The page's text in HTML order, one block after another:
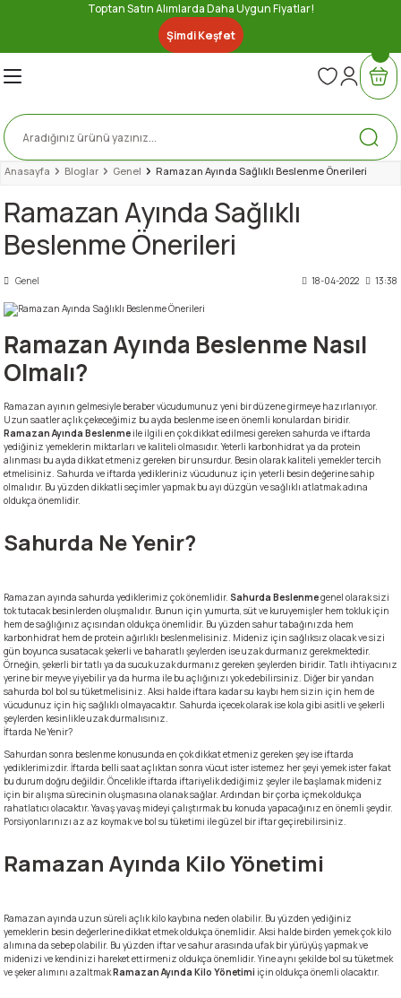
Toptan Satın Alımlarda Daha Uygun Fiyatlar!
Şimdi Keşfet
Geri Dön
Geri Dön
Sosu
Geri Dön
Geri Dön
Geri Dön
Geri Dön
Geri Dön
Geri Dön
Anasayfa Bloglar Genel Ramazan Ayında Sağlıklı Beslenme Önerileri
Ramazan Ayında Sağlıklı
Beslenme Önerileri
Genel 18-04-2022 13:38
Ramazan Ayında Beslenme Nasıl
Olmalı?
Ramazan ayının gelmesiyle beraber vücudumunuz yeni bir düzene girmeye hazırlanıyor.
Uzun saatler açlık çekeceğimiz bu ayda beslenme ise en önemli konulardan biridir.
Ramazan Ayında Beslenme ile ilgili en çok dikkat edilmesi gereken sahurda ve iftarda
yediğiniz yemeklerin miktarları ve kaliteli olmasıdır. Yeterli karbonhidrat ya da protein
alınması bu ayda dikkat etmeniz gereken bir unsurdur. Besin olarak kaliteli yemekler tercih
etmelisiniz. Sahurda ve iftarda yedikleriniz vücudunuz için yeterli besin değerine sahip
olmalıdır. Bu yüzden dikkatli seçimler yapmak bu ayı düzgün ve sağlıklı atlatmak adına
oldukça önemlidir.
Sahurda Ne Yenir?
Ramazan ayında sahurda yediklerimiz çok önemlidir. Sahurda Beslenmegenel olarak sizi
tok tutacak besinlerden oluşmalıdır. Bunun için yumurta, süt ve kuruyemişler hem tokluk için
hem de sağlığınız açısından oldukça önemlidir. Bu yüzden sahur tabağınızda hem
karbonhidrat hem de protein ağırlıklı beslenmelisiniz. Mideniz için sağlıksız olacak ve sizi
gün boyunca susatacak şekerli ve baharatlı şeylerden ise uzak durmanız gerekmektedir.
Örneğin, şekerli bir tatlı ya da sucuk uzak durmanız gereken şeylerden biridir. Tatlı ihtiyacınız
yerine bir meyve yiyebilir ya da hurma ile bu açlığınızı yok edebilirsiniz. Diğer bir yandan
sahurda bol bol su tüketmelisiniz. Aksi halde iftara kadar su kaybı hem sizin için hem de
vücudunuz için hiç sağlıklı olmayacaktır. Sahurda içecek olarak ise kola gibi asitli ve şekerli
şeylerden kesinlikle uzak durmalısınız.
İftarda Ne Yenir?
Sahurdan sonra beslenme konusunda en çok dikkat etmeniz gereken şey ise iftarda
yediklerimizdir. İftarda belli saat açlıktan sonra vücut ister istemez her şeyi yemek ister fakat
bu durum doğru değildir. Öncelikle iftarda iftariyelik dediğimiz şeyler ile başlamak mideniz
için bir alışma sürecinin oluşmasına olanak sağlar. Ardından bir çorba içmek oldukça
rahatlatıcı olacaktır. Yavaş yavaş mideyi çalıştırmak bu konuda yapacağınız en önemli şeydir.
Porsiyonlarınızı az az koymak ve bol su tüketimi ile güzel bir iftar geçirebilirsiniz.
Ramazan Ayında Kilo Yönetimi
Ramazan ayında uzun süreli açlık kilo kaybına neden olabilir. Bu yüzden yediğiniz
yemeklerin besin değerlerine dikkat etmek oldukça önemlidir. Aksi halde birden yemek çok kilo
alımına da sebep olabilir. Bu yüzden iftar ve sahur arasında ufak bir yürüyüş yapmak ve
midenizi ve kendinizi hareket ettirmeniz oldukça önemlidir. Yine aynı şekilde bol su tüketmek
ve şeker alımını azaltmakRamazan Ayında Kilo Yönetimi için oldukça önemli olacaktır.